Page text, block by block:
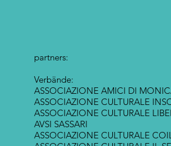
partners:
Verbände:
ASSOCIAZIONE AMICI DI
ASSOCIAZIONE CULTURALE
ASSOCIAZIONE CULTURALE
AVSI SASSARI
ASSOCIAZIONE CULTURALE